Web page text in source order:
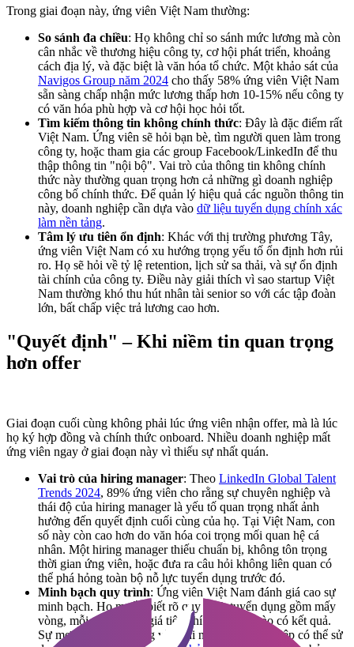
Trong giai đoạn này, ứng viên Việt Nam thường:
So sánh đa chiều: Họ không chỉ so sánh mức lương mà còn
cân nhắc về thương hiệu công ty, cơ hội phát triển, khoảng
cách địa lý, và đặc biệt là văn hóa tổ chức. Một khảo sát của
Navigos Group năm 2024 cho thấy 58% ứng viên Việt Nam
sẵn sàng chấp nhận mức lương thấp hơn 10-15% nếu công ty
có văn hóa phù hợp và cơ hội học hỏi tốt.
Tìm kiếm thông tin không chính thức: Đây là đặc điểm rất
Việt Nam. Ứng viên sẽ hỏi bạn bè, tìm người quen làm trong
công ty, hoặc tham gia các group Facebook/LinkedIn để thu
thập thông tin "nội bộ". Vai trò của thông tin không chính
thức này thường quan trọng hơn cả những gì doanh nghiệp
công bố chính thức. Để quản lý hiệu quả các nguồn thông tin
này, doanh nghiệp cần dựa vào dữ liệu tuyển dụng chính xác
làm nền tảng.
Tâm lý ưu tiên ổn định: Khác với thị trường phương Tây,
ứng viên Việt Nam có xu hướng trọng yếu tố ổn định hơn rủi
ro. Họ sẽ hỏi về tỷ lệ retention, lịch sử sa thải, và sự ổn định
tài chính của công ty. Điều này giải thích vì sao startup Việt
Nam thường khó thu hút nhân tài senior so với các tập đoàn
lớn, bất chấp việc trả lương cao hơn.
"Quyết định" – Khi niềm tin quan trọng
hơn offer
Giai đoạn cuối cùng không phải lúc ứng viên nhận offer, mà là lúc
họ ký hợp đồng và chính thức onboard. Nhiều doanh nghiệp mất
ứng viên ngay ở giai đoạn này vì thiếu sự nhất quán.
Vai trò của hiring manager: Theo LinkedIn Global Talent
Trends 2024, 89% ứng viên cho rằng sự chuyên nghiệp và
thái độ của hiring manager là yếu tố quan trọng nhất ảnh
hưởng đến quyết định cuối cùng của họ. Tại Việt Nam, con
số này còn cao hơn do văn hóa coi trọng mối quan hệ cá
nhân. Một hiring manager thiếu chuẩn bị, không tôn trọng
thời gian ứng viên, hoặc đưa ra câu hỏi không liên quan có
thể phá hỏng toàn bộ nỗ lực tuyển dụng trước đó.
Minh bạch quy trình: Ứng viên Việt Nam đánh giá cao sự
minh bạch. Họ muốn biết rõ quy trình tuyển dụng gồm mấy
vòng, mỗi vòng đánh giá tiêu chí gì, và khi nào có kết quả.
Sự mơ hồ tạo ra lo lắng và nghi ngờ. Doanh nghiệp có thể sử